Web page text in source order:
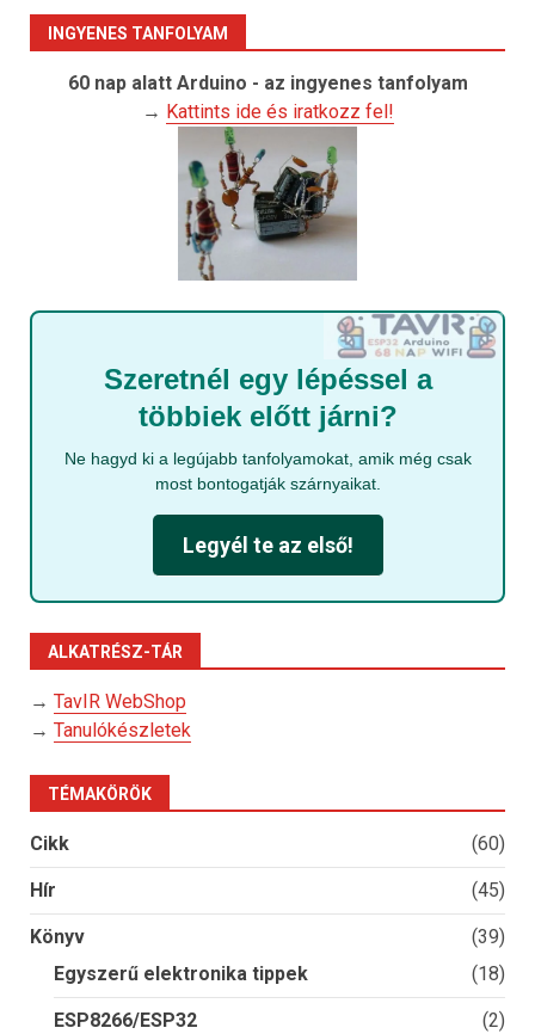
INGYENES TANFOLYAM
60 nap alatt Arduino - az ingyenes tanfolyam
→ Kattints ide és iratkozz fel!
Szeretnél egy lépéssel a
többiek előtt járni?
Ne hagyd ki a legújabb tanfolyamokat, amik még csak
most bontogatják szárnyaikat.
Legyél te az első!
ALKATRÉSZ-TÁR
→ TavIR WebShop
→ Tanulókészletek
TÉMAKÖRÖK
Cikk (60)
Hír (45)
Könyv
(39)
Egyszerű elektronika tippek
(18)
ESP8266/ESP32 (2)